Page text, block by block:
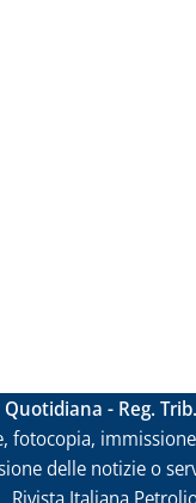
- Reg.
fotocopia,
delle notizie o